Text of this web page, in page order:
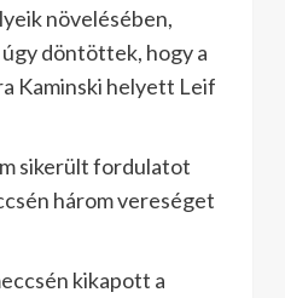
növelésében,
döntöttek, hogy a
Kaminski helyett Leif
sikerült fordulatot
három vereséget
kikapott a